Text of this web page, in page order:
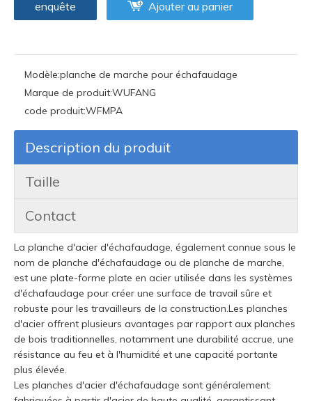
enquête Ajouter au panier
Modèle:planche de marche pour échafaudage
Marque de produit:WUFANG
code produit:WFMPA
Description du produit
Taille
Contact
La planche d'acier d'échafaudage, également connue sous le
nom de planche d'échafaudage ou de planche de marche,
est une plate-forme plate en acier utilisée dans les systèmes
d'échafaudage pour créer une surface de travail sûre et
robuste pour les travailleurs de la construction.Les planches
d'acier offrent plusieurs avantages par rapport aux planches
de bois traditionnelles, notamment une durabilité accrue, une
résistance au feu et à l'humidité et une capacité portante
plus élevée.
Les planches d'acier d'échafaudage sont généralement